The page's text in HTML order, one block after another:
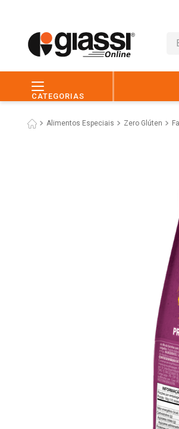
CATEGORIAS
Alimentos Especiais Zero Glúten